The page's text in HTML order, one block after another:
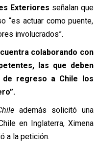
Exteriores señalan que
“es actuar como puente,
involucrados”.
colaborando con
las que deben
de regreso a Chile los
además solicitó una
en Inglaterra, Ximena
a la petición.